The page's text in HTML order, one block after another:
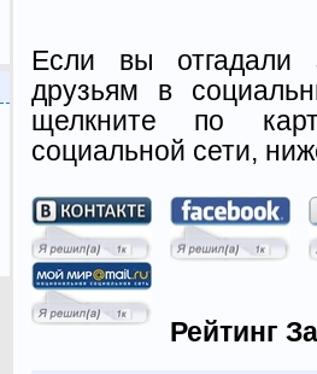
Если вы отгадали
друзьям в
щелкните по
социальной сети,
Рейтинг